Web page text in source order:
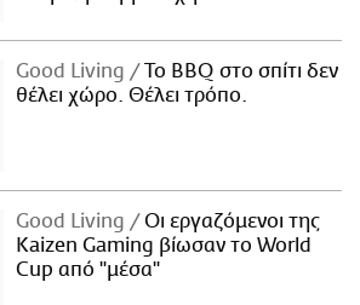
Good Living
Το BBQ στο σπίτι δεν
θέλει χώρο. Θέλει τρόπο.
Good Living
Οι εργαζόμενοι της
Kaizen Gaming βίωσαν το World
Cup από "μέσα"